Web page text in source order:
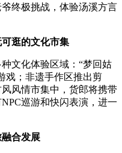
终极挑战，体验汤溪方言
逛的文化市集
文化体验区域：“梦回姑
戏；非遗手作区推出剪
风情市集中，货郎将携带
巡游和快闪表演，进一
合发展